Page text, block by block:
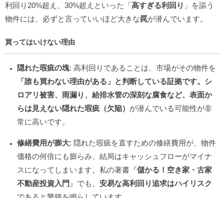
利回り20%超え、30%超えといった「高すぎる利回り 」を謳う
物件には、必ずと言っていいほど大きな罠が潜んでいます。
買ってはいけない理由
隠れた瑕疵の塊: 高利回りであることは、市場がその物件を
「誰も買わない理由がある」 と判断している証拠です。シ
ロアリ被害、雨漏り、給排水管の深刻な腐食など、表面か
らは見えない隠れた瑕疵（欠陥） が潜んでいる可能性が非
常に高いです。
修繕費用が膨大: 隠れた瑕疵を直すための修繕費用が、物件
価格の何倍にも膨らみ、結局はキャッシュフローがマイナ
スになってしまいます。私の著書『儲かる！空き家・古家
不動産投資入門 』でも、 安易な高利回り追求はハイリスク